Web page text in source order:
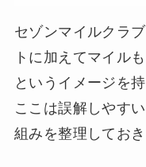
セゾンマイルクラ
トに加えてマイル
というイメージを
ここは誤解しやす
組みを整理しておき